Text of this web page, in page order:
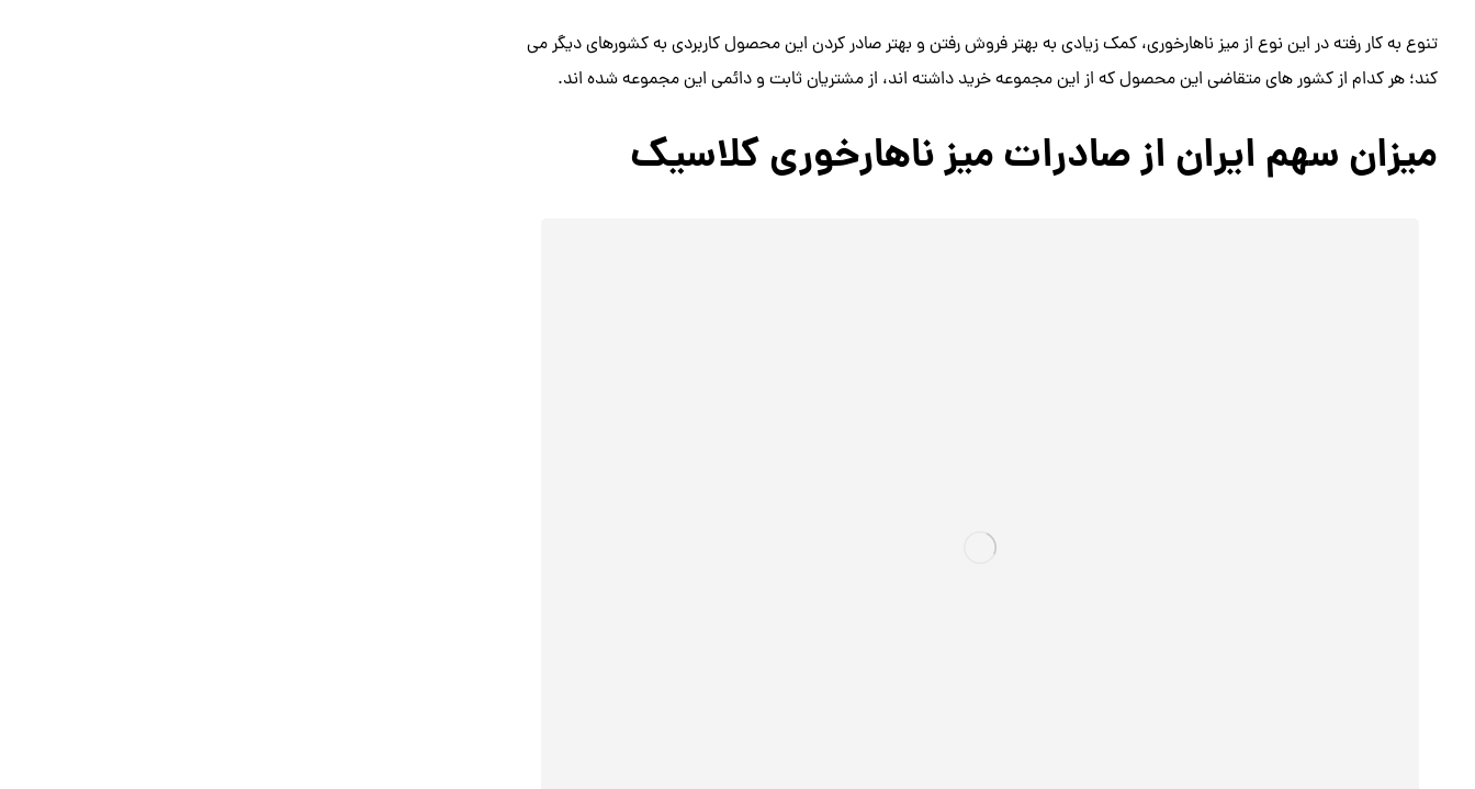
تنوع به کار رفته در این نوع از میز ناهارخوری، کمک زیادی به بهتر فروش رفتن و بهتر صادر کردن این محصول کاربردی به کشورهای دیگر می
کند؛ هر کدام از کشور های متقاضی این محصول که از این مجموعه خرید داشته اند، از مشتریان ثابت و دائمی این مجموعه شده اند.
میزان سهم ایران از صادرات میز ناهارخوری کلاسیک